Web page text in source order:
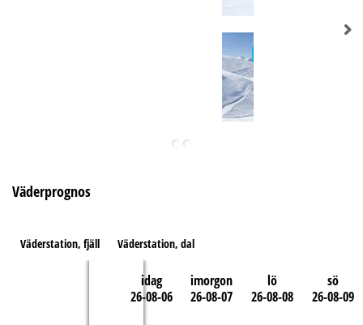
Väderprognos
Väderstation, fjäll Väderstation, dal
idag
26-08-06
imorgon
26-08-07
lö
26-08-08
sö
26-08-09